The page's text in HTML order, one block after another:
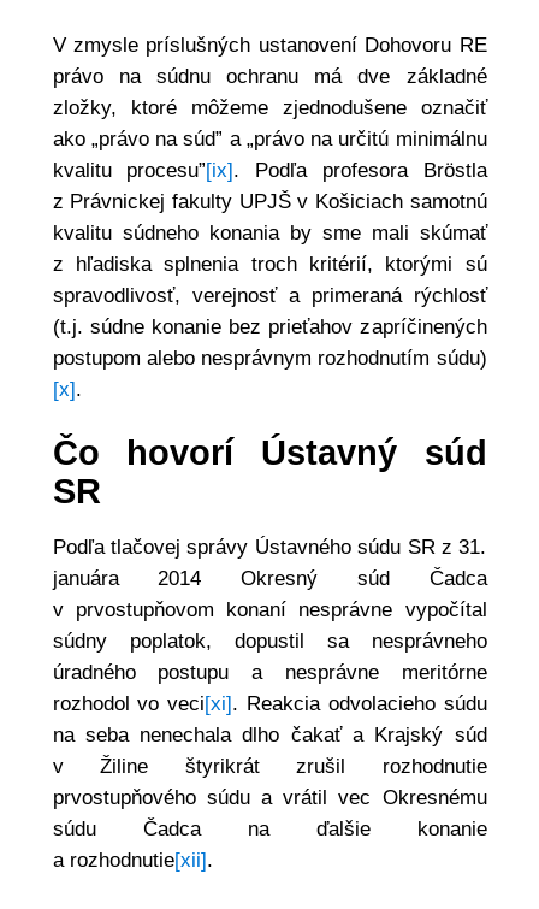
V zmysle príslušných ustanovení Dohovoru RE
právo na súdnu ochranu má dve základné
zložky, ktoré môžeme zjednodušene označiť
ako „právo na súd” a „právo na určitú minimálnu
kvalitu procesu”[ix]. Podľa profesora Bröstla
z Právnickej fakulty UPJŠ v Košiciach samotnú
kvalitu súdneho konania by sme mali skúmať
z hľadiska splnenia troch kritérií, ktorými sú
spravodlivosť, verejnosť a primeraná rýchlosť
(t.j. súdne konanie bez prieťahov zapríčinených
postupom alebo nesprávnym rozhodnutím súdu)
[x].
Čo hovorí Ústavný súd
SR
Podľa tlačovej správy Ústavného súdu SR z 31.
januára 2014 Okresný súd Čadca
v prvostupňovom konaní nesprávne vypočítal
súdny poplatok, dopustil sa nesprávneho
úradného postupu a nesprávne meritórne
rozhodol vo veci[xi]. Reakcia odvolacieho súdu
na seba nenechala dlho čakať a Krajský súd
v Žiline štyrikrát zrušil rozhodnutie
prvostupňového súdu a vrátil vec Okresnému
súdu Čadca na ďalšie konanie
a rozhodnutie[xii].